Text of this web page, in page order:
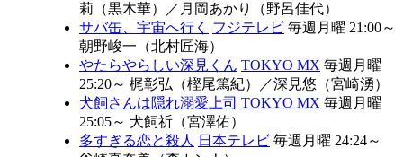
莉（黒木華）
／ 月岡あかり（野呂佳代）
サバ缶、宇宙へ行く
フジテレビ 毎週月曜 21:00～
朝野峻一（北村匠海）
やたらやらしい深見くん TOKYO MX 毎週月曜
25:20～ 梶彰弘（樫尾篤紀） ／深見悠（宮崎湧）
犬飼さんは隠れ溺愛上司 TOKYO MX 毎週月曜
25:05～ 犬飼祈（宮澤佑）
多すぎる恋と殺人 日本テレビ 毎週月曜 24:24～